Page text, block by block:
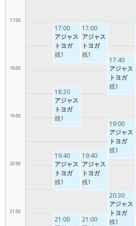
17:00
18:00
19:00
20:00
21:00
17:00
アジャス
トヨガ
残1
18:20
アジャス
トヨガ
残1
19:40
アジャス
トヨガ
残1
21:00
17:00
アジャス
トヨガ
残1
19:40
アジャス
トヨガ
残1
21:00
17:40
アジャス
トヨガ
残1
19:00
アジャス
トヨガ
残1
20:30
アジャス
トヨガ
残1